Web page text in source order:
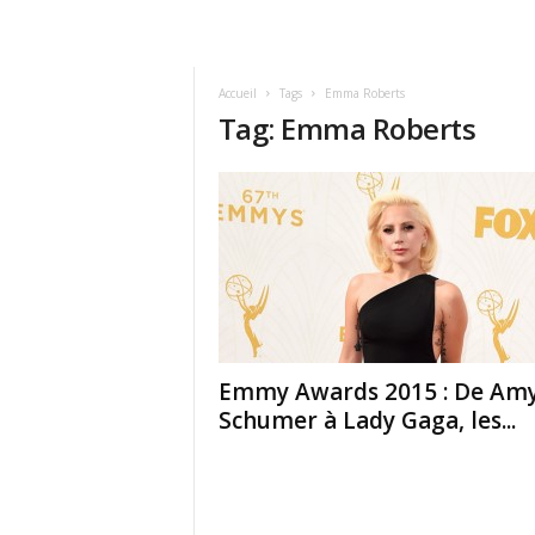
Accueil Tags Emma Roberts
Tag: Emma Roberts
Emmy Awards 2015 : De
Schumer à Lady Gaga, les...